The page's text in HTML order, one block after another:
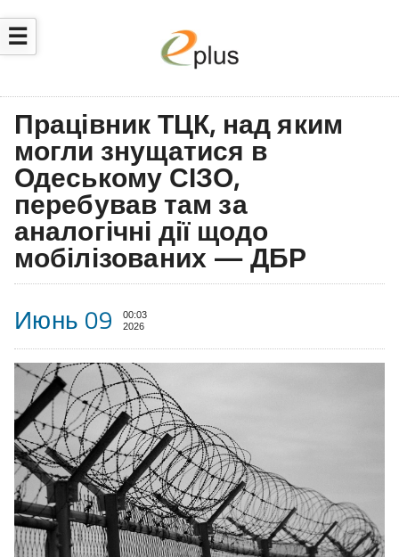
☰
Працівник ТЦК, над яким
могли знущатися в
Одеському СІЗО,
перебував там за
аналогічні дії щодо
мобілізованих — ДБР
Июнь 09
00:03
2026